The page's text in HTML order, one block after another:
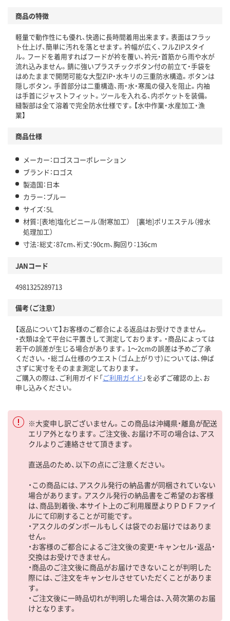
商品の特徴
軽量で動作性にも優れ、快適に長時間着用出来ます。表面はフラッ
ト仕上げ、簡単に汚れを落とせます。衿幅が広く、フルZIPスタイ
ル。フードを着用すればフードが衿を覆い、衿元・首筋から雨や水が
流れ込みません。錆に強いプラスチックボタン付の前立て・手袋を
はめたままで開閉可能な大型ZIP・水キリの三重防水構造。ボタンは
隠しボタン。手首部分は二重構造、雨・水・寒風の侵入を阻止。内袖
は手首にジャストフィット。ツールを入れる、内ポケットを装備。
縫製部は全て溶着で完全防水仕様です。【水中作業・水産加工・漁
業】
商品仕様
メーカー：ロゴスコーポレーション
ブランド：ロゴス
製造国：日本
カラー：ブルー
サイズ：5L
材質：[表地]塩化ビニール（耐寒加工） [裏地]ポリエステル（撥水
処理加工）
寸法：総丈：87cm、裄丈：90cm、胸回り：136cm
JANコード
4981325289713
備考（ご注意）
【返品について】お客様のご都合による返品はお受けできません。
・衣類は全て平台に平置きして測定しております。・商品によっては
若干の誤差が生じる場合があります。1～2cmの誤差は予めご了承
ください。・総ゴム仕様のウエスト（ゴム上がり寸）については、伸ば
さずに実寸をそのまま測定しております。
ご購入の際は、ご利用ガイド「ご利用ガイド 」を必ずご確認の上、お
申し込みください。
※大変申し訳ございません。この商品は沖縄県・離島が配送
エリア外となります。ご注文後、お届け不可の場合は、アス
クルよりご連絡させて頂きます。
直送品のため、以下の点にご注意ください。
・この商品には、アスクル発行の納品書が同梱されていない
場合があります。アスクル発行の納品書をご希望のお客様
は、商品到着後、本サイト上のご利用履歴よりＰＤＦファイ
ルにて印刷することが可能です。
・アスクルのダンボールもしくは袋でのお届けではありま
せん。
・お客様のご都合によるご注文後の変更・キャンセル・返品・
交換はお受けできません。
・商品のご注文後に商品がお届けできないことが判明した
際には、ご注文をキャンセルさせていただくことがありま
す。
・ご注文後に一時品切れが判明した場合は、入荷次第のお届
けとなります。